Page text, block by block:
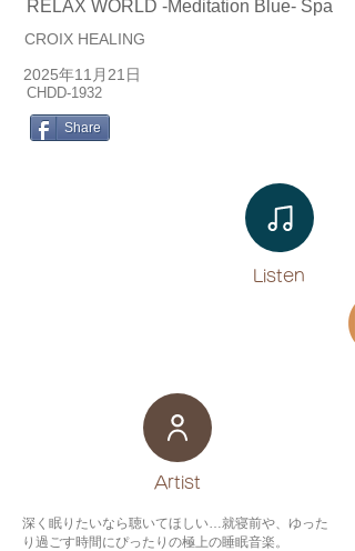
RELAX WORLD -Meditation Blue- Spa
CROIX HEALING
2025年11月21日
CHDD-1932
Share
Listen​
​Artist
深く眠りたいなら聴いてほしい…就寝前や、ゆった
り過ごす時間にぴったりの極上の睡眠音楽。